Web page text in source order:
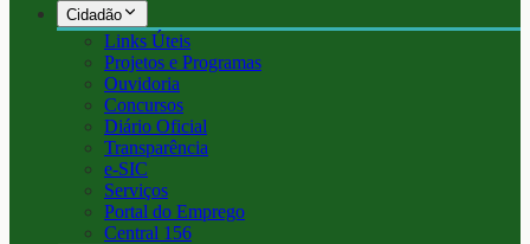
Cidadão
Links Úteis
Projetos e Programas
Ouvidoria
Concursos
Diário Oficial
Transparência
e-SIC
Serviços
Portal do Emprego
Central 156